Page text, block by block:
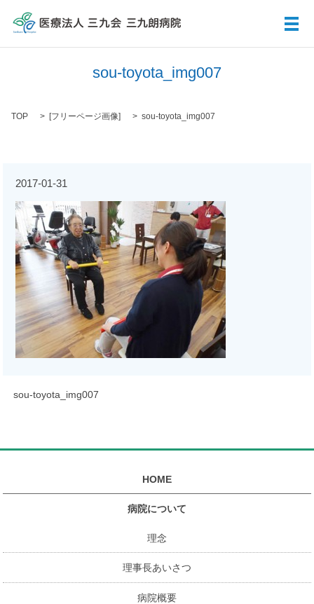
メ
sou-toyota_img007
TOP [フリーページ画像] sou-toyota_img007
2017-01-31
sou-toyota_img007
HOME
病院について
理念
理事長あいさつ
病院概要